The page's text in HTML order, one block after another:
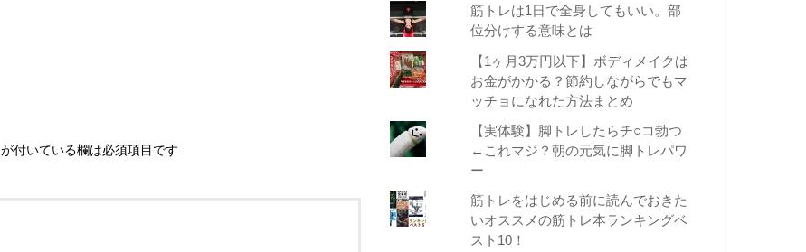
が付いている欄は必須項目です
筋トレは1日で全身してもいい。部
位分けする意味とは
【1ヶ月3万円以下】ボディメイクは
お金がかかる？節約しながらでもマ
ッチョになれた方法まとめ
【実体験】脚トレしたらチ○コ勃つ
←これマジ？朝の元気に脚トレパワ
ー
筋トレをはじめる前に読んでおきた
いオススメの筋トレ本ランキングベ
スト10！